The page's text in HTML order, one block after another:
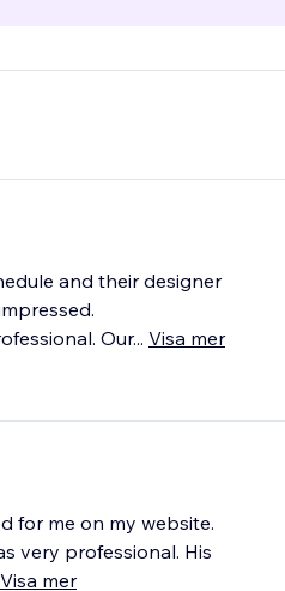
and their designer
Our... Visa mer
for me on my website.
very professional. His
Visa mer